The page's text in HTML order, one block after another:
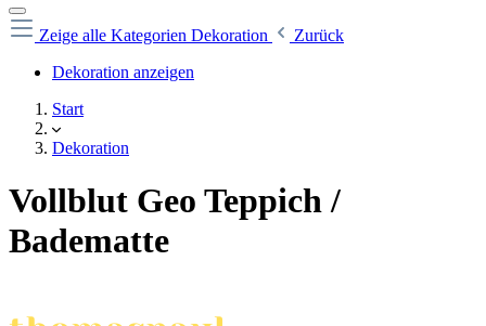
Zeige alle Kategorien Dekoration
Zurück
Dekoration anzeigen
Start
Dekoration
Vollblut Geo Teppich /
Badematte